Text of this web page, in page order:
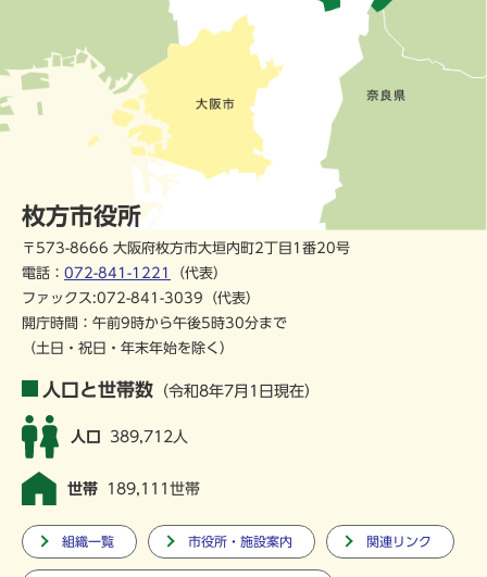
枚方市役所
〒573-8666 大阪府枚方市大垣内町2丁目1番20号
電話： 072-841-1221
（代表）
ファックス:072-841-3039（代表）
開庁時間：午前9時から午後5時30分まで
（土日・祝日・年末年始を除く）
人口と世帯数 （令和8年7月1日現在）
人口 389,712人
世帯 189,111世帯
組織一覧 市役所・施設案内 関連リンク